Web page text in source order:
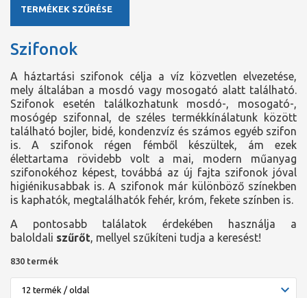
Szifonok
A háztartási szifonok célja a víz közvetlen elvezetése,
mely általában a mosdó vagy mosogató alatt található.
Szifonok esetén találkozhatunk mosdó-, mosogató-,
mosógép szifonnal, de széles termékkínálatunk között
található bojler, bidé, kondenzvíz és számos egyéb szifon
is. A szifonok régen fémből készültek, ám ezek
élettartama rövidebb volt a mai, modern műanyag
szifonokéhoz képest, továbbá az új fajta szifonok jóval
higiénikusabbak is. A szifonok már különböző színekben
is kaphatók, megtalálhatók fehér, króm, fekete színben is.
A pontosabb találatok érdekében használja a
baloldali szűrőt, mellyel szűkíteni tudja a keresést!
830 termék
TERMÉKEK SZŰRÉSE